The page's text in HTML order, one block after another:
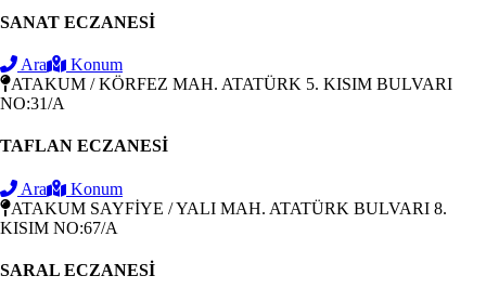
SANAT ECZANESİ
Ara
Konum
ATAKUM / KÖRFEZ MAH. ATATÜRK 5. KISIM BULVARI
NO:31/A
TAFLAN ECZANESİ
Ara
Konum
ATAKUM SAYFİYE / YALI MAH. ATATÜRK BULVARI 8.
KISIM NO:67/A
SARAL ECZANESİ